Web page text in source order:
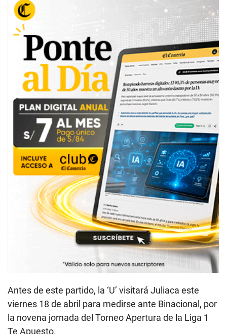
Antes de este partido, la ‘U’ visitará Juliaca este
viernes 18 de abril para medirse ante Binacional, por
la novena jornada del Torneo Apertura de la Liga 1
Te Apuesto.